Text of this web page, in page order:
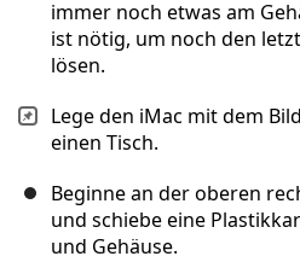
immer noch etwas am
ist nötig, um noch den
lösen.
Lege den iMac mit dem
einen Tisch.
Beginne an der oberen
und schiebe eine
und Gehäuse.